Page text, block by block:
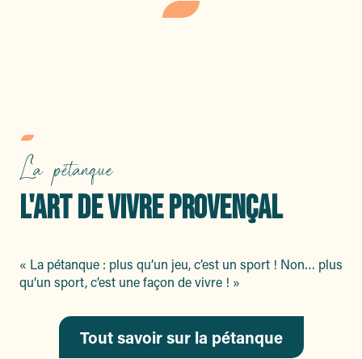
La pétanque
L'ART DE VIVRE PROVENÇAL
« La pétanque : plus qu’un jeu, c’est un sport ! Non… plus
qu’un sport, c’est une façon de vivre ! »
Tout savoir sur la pétanque